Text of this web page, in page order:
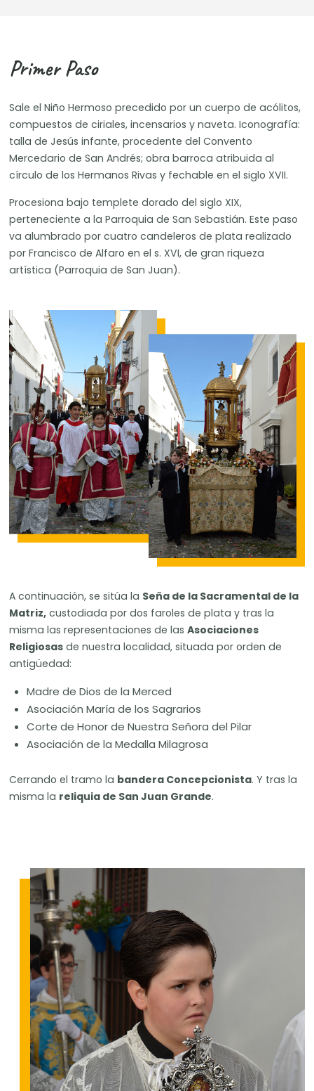
Primer Paso
Sale el Niño Hermoso precedido por un cuerpo de acólitos,
compuestos de ciriales, incensarios y naveta. Iconografía:
talla de Jesús infante, procedente del Convento
Mercedario de San Andrés; obra barroca atribuida al
círculo de los Hermanos Rivas y fechable en el siglo XVII.
Procesiona bajo templete dorado del siglo XIX,
perteneciente a la Parroquia de San Sebastián. Este paso
va alumbrado por cuatro candeleros de plata realizado
por Francisco de Alfaro en el s. XVI, de gran riqueza
artística (Parroquia de San Juan).
A continuación, se sitúa la Seña de la Sacramental de la
Matriz, custodiada por dos faroles de plata y tras la
misma las representaciones de lasAsociaciones
Religiosas de nuestra localidad, situada por orden de
antigüedad:
Madre de Dios de la Merced
Asociación María de los Sagrarios
Corte de Honor de Nuestra Señora del Pilar
Asociación de la Medalla Milagrosa
Cerrando el tramo la bandera Concepcionista. Y tras la
misma la reliquia de San Juan Grande.